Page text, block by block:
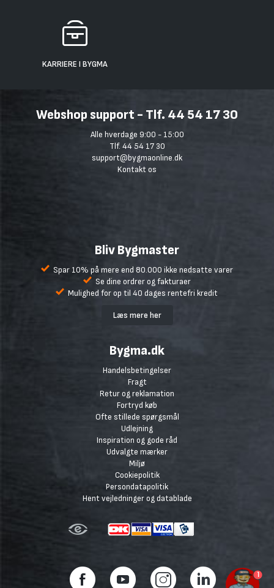
KARRIERE I BYGMA
Webshop support - Tlf. 44 54 17 30
Alle hverdage 9:00 - 15:00
Tlf. 44 54 17 30
support@bygmaonline.dk
Kontakt os
Bliv Bygmaster
Spar 10% på mere end 80.000 ikke nedsatte varer
Se dine ordrer og fakturaer
Mulighed for op til 40 dages rentefri kredit
Læs mere her
Bygma.dk
Handelsbetingelser
Fragt
Retur og reklamation
Fortryd køb
Ofte stillede spørgsmål
Udlejning
Inspiration og gode råd
Udvalgte mærker
Miljø
Cookiepolitik
Persondatapolitik
Hent vejledninger og datablade
1